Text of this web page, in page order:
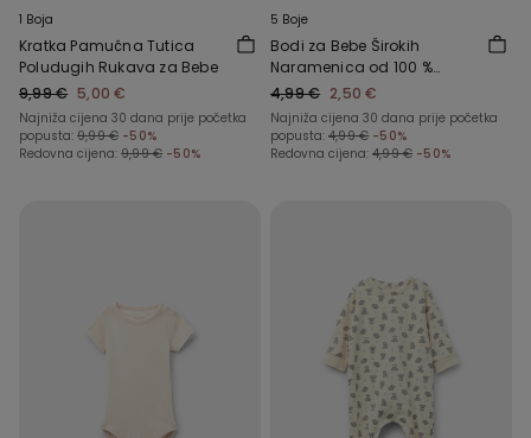
1 Boja
Kratka Pamučna Tutica
Poludugih Rukava za Bebe
9,99 € 5,00 €
Najniža cijena 30 dana prije početka
popusta: 9,99 € -50%
Redovna cijena: 9,99 € -50%
5 Boje
Bodi za Bebe Širokih
Naramenica od 100 %
Jednobojnog Pamuka
4,99 € 2,50 €
Najniža cijena 30 dana prije početka
popusta: 4,99 € -50%
Redovna cijena: 4,99 € -50%